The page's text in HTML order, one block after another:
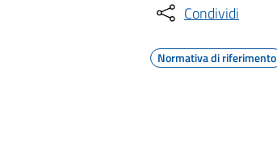
Condividi
Normativa di riferimento